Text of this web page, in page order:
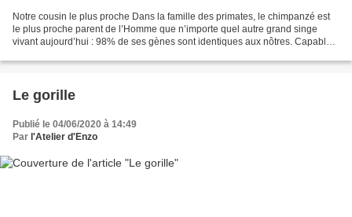
Notre cousin le plus proche Dans la famille des primates, le chimpanzé est
le plus proche parent de l’Homme que n’importe quel autre grand singe
vivant aujourd’hui : 98% de ses gènes sont identiques aux nôtres. Capable
Le gorille
Publié le 04/06/2020 à 14:49
Par l'Atelier d'Enzo